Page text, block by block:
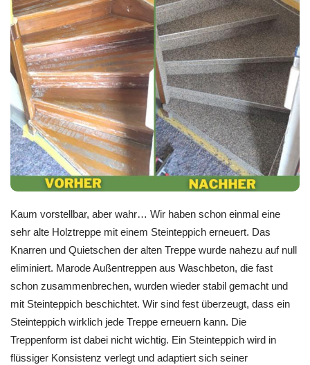
Kaum vorstellbar, aber wahr… Wir haben schon einmal eine
sehr alte Holztreppe mit einem Steinteppich erneuert. Das
Knarren und Quietschen der alten Treppe wurde nahezu auf null
eliminiert. Marode Außentreppen aus Waschbeton, die fast
schon zusammenbrechen, wurden wieder stabil gemacht und
mit Steinteppich beschichtet. Wir sind fest überzeugt, dass ein
Steinteppich wirklich jede Treppe erneuern kann. Die
Treppenform ist dabei nicht wichtig. Ein Steinteppich wird in
flüssiger Konsistenz verlegt und adaptiert sich seiner